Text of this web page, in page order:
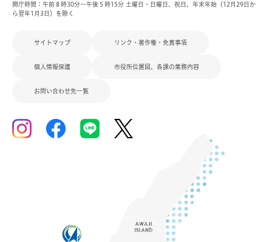
開庁時間：午前８時30分～午後５時15分 土曜日・日曜日、祝日、年末年始（12月29日か
ら翌年1月3日）を除く
サイトマップ リンク・著作権・免責事項
個人情報保護 市役所位置図、各課の業務内容
お問い合わせ先一覧